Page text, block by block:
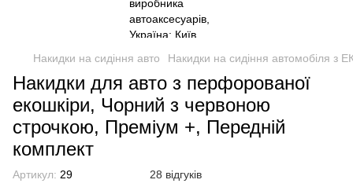
Накидки на сидіння авто Накидки на сидіння автомобіля з
Накидки для авто з перфорованої
екошкіри, Чорний з червоною
строчкою, Преміум +, Передній
комплект
Артикул: 29 28 відгуків